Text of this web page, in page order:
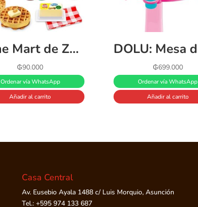
Slime Mart de ZURU bolsa pequeña Waffles
₲90.000
Ordenar vía WhatsApp
Añadir al carrito
₲699.000
Ordenar vía WhatsApp
Añadir al carrito
Casa Central
Av. Eusebio Ayala 1488 c/ Luis Morquio, Asunción
Tel.: +595 974 133 687